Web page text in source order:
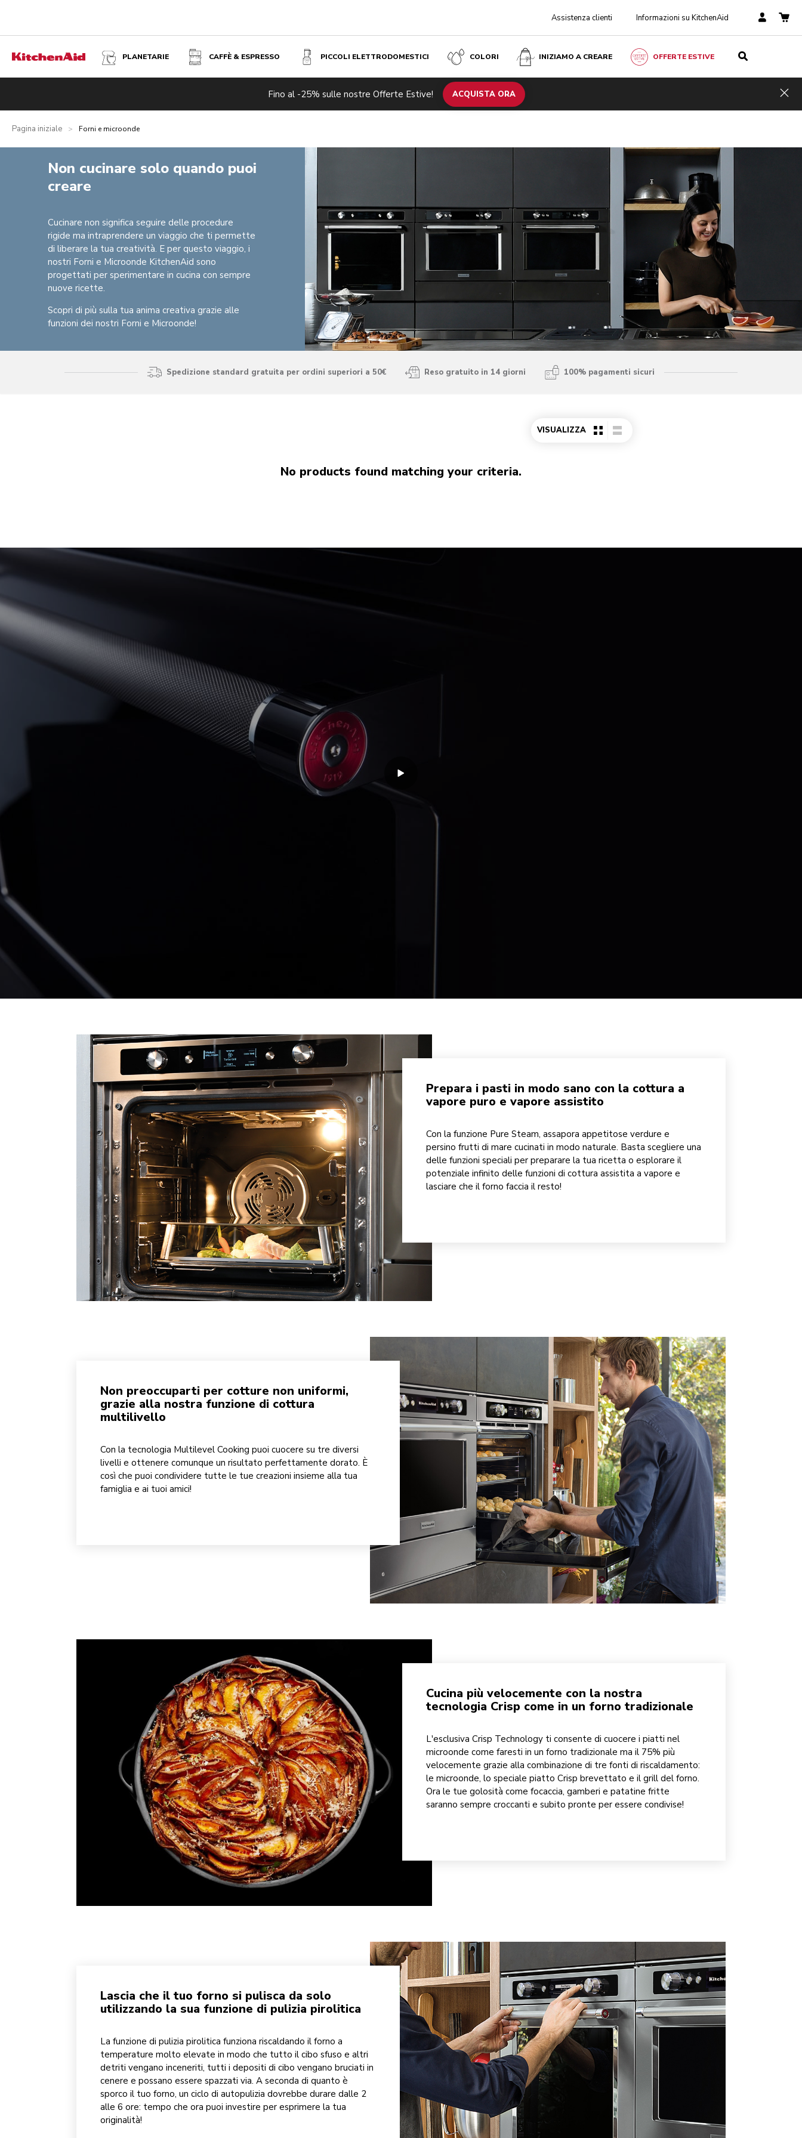
Assistenza clienti Informazioni su KitchenAid
PLANETARIE CAFFÈ & ESPRESSO PICCOLI ELETTRODOMESTICI COLORI INIZIAMO A CREARE OFFERTE ESTIVE
Fino al -25% sulle nostre Offerte Estive! ACQUISTA ORA
Pagina iniziale > Forni e microonde
Non cucinare solo quando puoi
creare
Cucinare non significa seguire delle procedure
rigide ma intraprendere un viaggio che ti permette
di liberare la tua creatività. E per questo viaggio, i
nostri Forni e Microonde KitchenAid sono
progettati per sperimentare in cucina con sempre
nuove ricette.
Scopri di più sulla tua anima creativa grazie alle
funzioni dei nostri Forni e Microonde!
Spedizione standard gratuita per ordini superiori a 50€ Reso gratuito in 14 giorni 100% pagamenti sicuri
VISUALIZZA
No products found matching your criteria.
Prepara i pasti in modo sano con la cottura a
vapore puro e vapore assistito
Con la funzione Pure Steam, assapora appetitose verdure e
persino frutti di mare cucinati in modo naturale. Basta scegliere una
delle funzioni speciali per preparare la tua ricetta o esplorare il
potenziale infinito delle funzioni di cottura assistita a vapore e
lasciare che il forno faccia il resto!
Non preoccuparti per cotture non uniformi,
grazie alla nostra funzione di cottura
multilivello
Con la tecnologia Multilevel Cooking puoi cuocere su tre diversi
livelli e ottenere comunque un risultato perfettamente dorato. È
così che puoi condividere tutte le tue creazioni insieme alla tua
famiglia e ai tuoi amici!
Cucina più velocemente con la nostra
tecnologia Crisp come in un forno tradizionale
L'esclusiva Crisp Technology ti consente di cuocere i piatti nel
microonde come faresti in un forno tradizionale ma il 75% più
velocemente grazie alla combinazione di tre fonti di riscaldamento:
le microonde, lo speciale piatto Crisp brevettato e il grill del forno.
Ora le tue golosità come focaccia, gamberi e patatine fritte
saranno sempre croccanti e subito pronte per essere condivise!
Lascia che il tuo forno si pulisca da solo
utilizzando la sua funzione di pulizia pirolitica
La funzione di pulizia pirolitica funziona riscaldando il forno a
temperature molto elevate in modo che tutto il cibo sfuso e altri
detriti vengano inceneriti, tutti i depositi di cibo vengano bruciati in
cenere e possano essere spazzati via. A seconda di quanto è
sporco il tuo forno, un ciclo di autopulizia dovrebbe durare dalle 2
alle 6 ore: tempo che ora puoi investire per esprimere la tua
originalità!